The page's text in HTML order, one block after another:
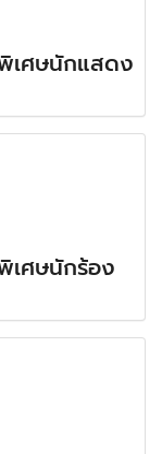
เศษนักแสดง
เศษนักร้อง